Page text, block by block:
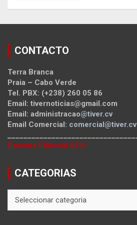
CONTACTO
Terra Branca
Praia – Cabo Verde
Tel. PBX: (+238) 260 05 86
Email: tivernoticias@gmail.com
Email: administracao@tiver.cv
Email Comercial: comercial@tiver.cv
Estatuto Editorial SCD
CATEGORIAS